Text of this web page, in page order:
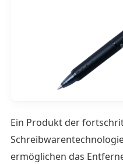
Ein Produkt der
ermöglichen das